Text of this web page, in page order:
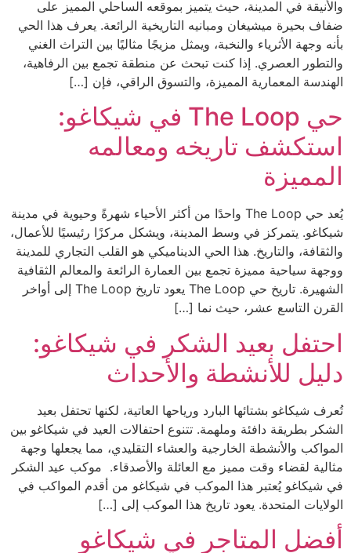
والأنيقة في المدينة، حيث يتميز بموقعه الساحلي المميز على
ضفاف بحيرة ميشيغان ومبانيه التاريخية الرائعة. يعرف هذا الحي
بأنه وجهة الأثرياء والنخبة، ويمثل مزيجًا مثاليًا بين التراث الغني
والتطور العصري. إذا كنت تبحث عن منطقة تجمع بين الرفاهية،
الهندسة المعمارية المميزة، والتسوق الراقي، فإن […]
حي The Loop في شيكاغو:
استكشف تاريخه ومعالمه
المميزة
يُعد حي The Loop واحدًا من أكثر الأحياء شهرةً وحيوية في مدينة
شيكاغو. يتمركز في وسط المدينة، ويشكل مركزًا رئيسيًا للأعمال،
والثقافة، والتاريخ. هذا الحي الديناميكي هو القلب التجاري للمدينة
ووجهة سياحية مميزة تجمع بين العمارة الرائعة والمعالم الثقافية
الشهيرة. تاريخ حي The Loop يعود تاريخ The Loop إلى أواخر
القرن التاسع عشر، حيث نما […]
احتفل بعيد الشكر في شيكاغو:
دليل للأنشطة والأحداث
تُعرف شيكاغو بشتائها البارد ورياحها العاتية، لكنها تحتفل بعيد
الشكر بطريقة دافئة وملهمة. تتنوع احتفالات العيد في شيكاغو بين
المواكب والأنشطة الخارجية والعشاء التقليدي، مما يجعلها وجهة
مثالية لقضاء وقت مميز مع العائلة والأصدقاء. موكب عيد الشكر
في شيكاغو يُعتبر هذا الموكب في شيكاغو من أقدم المواكب في
الولايات المتحدة. يعود تاريخ هذا الموكب إلى […]
أفضل المتاجر في شيكاغو